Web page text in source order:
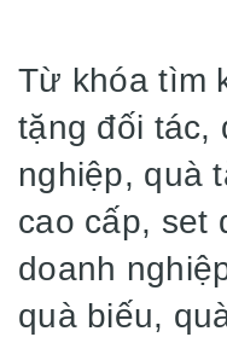
Từ khóa tìm
tặng đối tác,
nghiệp, quà
cao cấp, set
doanh
quà biếu,